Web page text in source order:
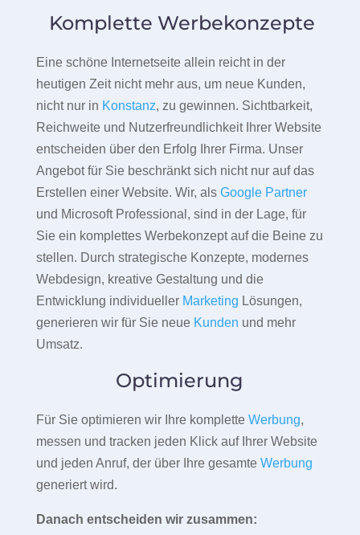
Komplette Werbekonzepte
Eine schöne Internetseite allein reicht in der
heutigen Zeit nicht mehr aus, um neue Kunden,
nicht nur in Konstanz, zu gewinnen. Sichtbarkeit,
Reichweite und Nutzerfreundlichkeit Ihrer Website
entscheiden über den Erfolg Ihrer Firma. Unser
Angebot für Sie beschränkt sich nicht nur auf das
Erstellen einer Website. Wir, als Google Partner
und Microsoft Professional, sind in der Lage, für
Sie ein komplettes Werbekonzept auf die Beine zu
stellen. Durch strategische Konzepte, modernes
Webdesign, kreative Gestaltung und die
Entwicklung individueller Marketing Lösungen,
generieren wir für Sie neue Kunden und mehr
Umsatz.
Optimierung
Für Sie optimieren wir Ihre komplette Werbung,
messen und tracken jeden Klick auf Ihrer Website
und jeden Anruf, der über Ihre gesamte Werbung
generiert wird.
Danach entscheiden wir zusammen: